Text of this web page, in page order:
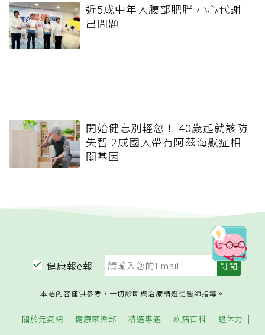
近5成中年人腹部肥胖 小心代謝
出問題
開始健忘別輕忽！ 40歲起就該防
失智 2成國人帶有阿茲海默症相
關基因
健康報e報
本站內容僅供參考，一切診斷與治療請遵從醫師指導。
關於元氣網 健康聚樂部 精選專題 疾病百科
退休力